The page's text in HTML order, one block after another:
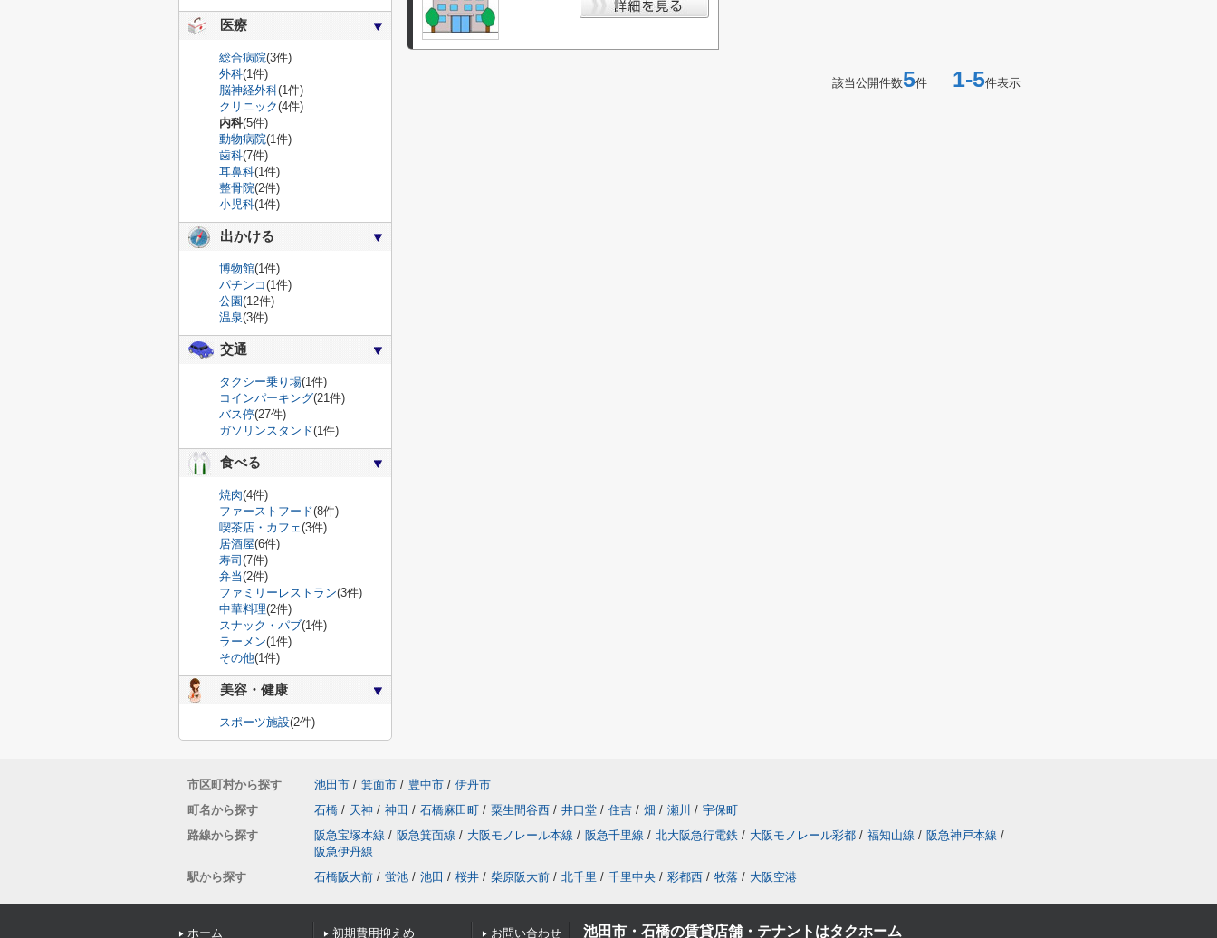
該当公開件数5件 1-5件表示
医療
総合病院(3件)
外科(1件)
脳神経外科(1件)
クリニック(4件)
内科(5件)
動物病院(1件)
歯科(7件)
耳鼻科(1件)
整骨院(2件)
小児科(1件)
出かける
博物館(1件)
パチンコ(1件)
公園(12件)
温泉(3件)
交通
タクシー乗り場(1件)
コインパーキング(21件)
バス停(27件)
ガソリンスタンド(1件)
食べる
焼肉(4件)
ファーストフード(8件)
喫茶店・カフェ(3件)
居酒屋(6件)
寿司 (7件)
弁当(2件)
ファミリーレストラン(3件)
中華料理(2件)
スナック・パブ(1件)
ラーメン(1件)
その他(1件)
美容・健康
スポーツ施設(2件)
市区町村から探す 池田市 / 箕面市 / 豊中市 / 伊丹市
町名から探す
石橋 / 天神 / 神田 / 石橋麻田町 / 粟生間谷西 / 井口堂 / 住吉 / 畑 / 瀬川 / 宇保町
路線から探す
阪急宝塚本線 / 阪急箕面線 / 大阪モノレール本線 / 阪急千里線 / 北大阪急行電鉄 / 大阪モノレール彩都 / 福知山線 / 阪急神戸本線 /
阪急伊丹線
駅から探す
石橋阪大前 / 蛍池 / 池田 / 桜井 / 柴原阪大前 / 北千里 / 千里中央 / 彩都西 / 牧落 / 大阪空港
ホーム 初期費用抑えめ お問い合わせ 池田市・石橋の賃貸店舗・テナントはタクホーム